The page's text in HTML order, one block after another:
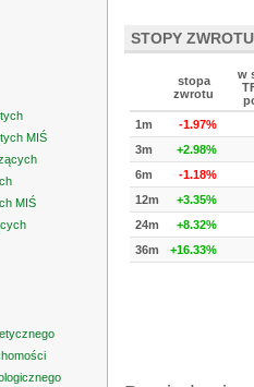
STOPY ZWROTU
stopa
zwrotu
w
1m
-1.97%
3m
+2.98%
6m
-1.18%
12m
+3.35%
24m
+8.32%
36m
+16.33%
MIŚ
MIŚ